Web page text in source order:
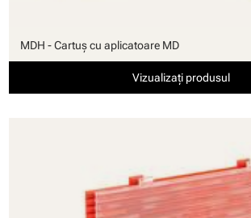
MDH - Cartuş cu aplicatoare MD
Vizualizați produsul